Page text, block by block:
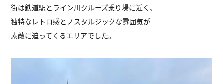
街は鉄道駅とライン川クルーズ乗り場に近く、
独特なレトロ感とノスタルジックな雰囲気が
素敵に迫ってくるエリアでした。